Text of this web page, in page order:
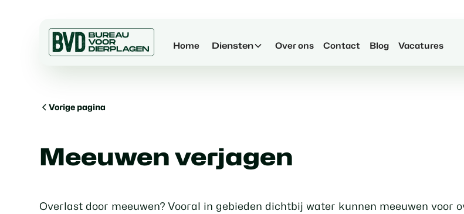
Home Diensten Over ons Contact Blog Vacatures
Vorige pagina
Meeuwen verjagen
Overlast door meeuwen? Vooral in gebieden dichtbij water kunnen meeuwen voor